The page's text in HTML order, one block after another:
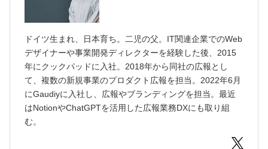
ドイツ生まれ、日本育ち。二児の父。IT関連企業でのWeb
デザイナーや事業開発ディレクターを経験した後、2015
年にクックパッドに入社。2018年から同社の広報とし
て、複数の新規事業のプロダクト広報を担当。2022年6月
にGaudiyに入社し、広報やブランディングを担当。最近
はNotionやChatGPTを活用した広報業務DXにも取り組
む。